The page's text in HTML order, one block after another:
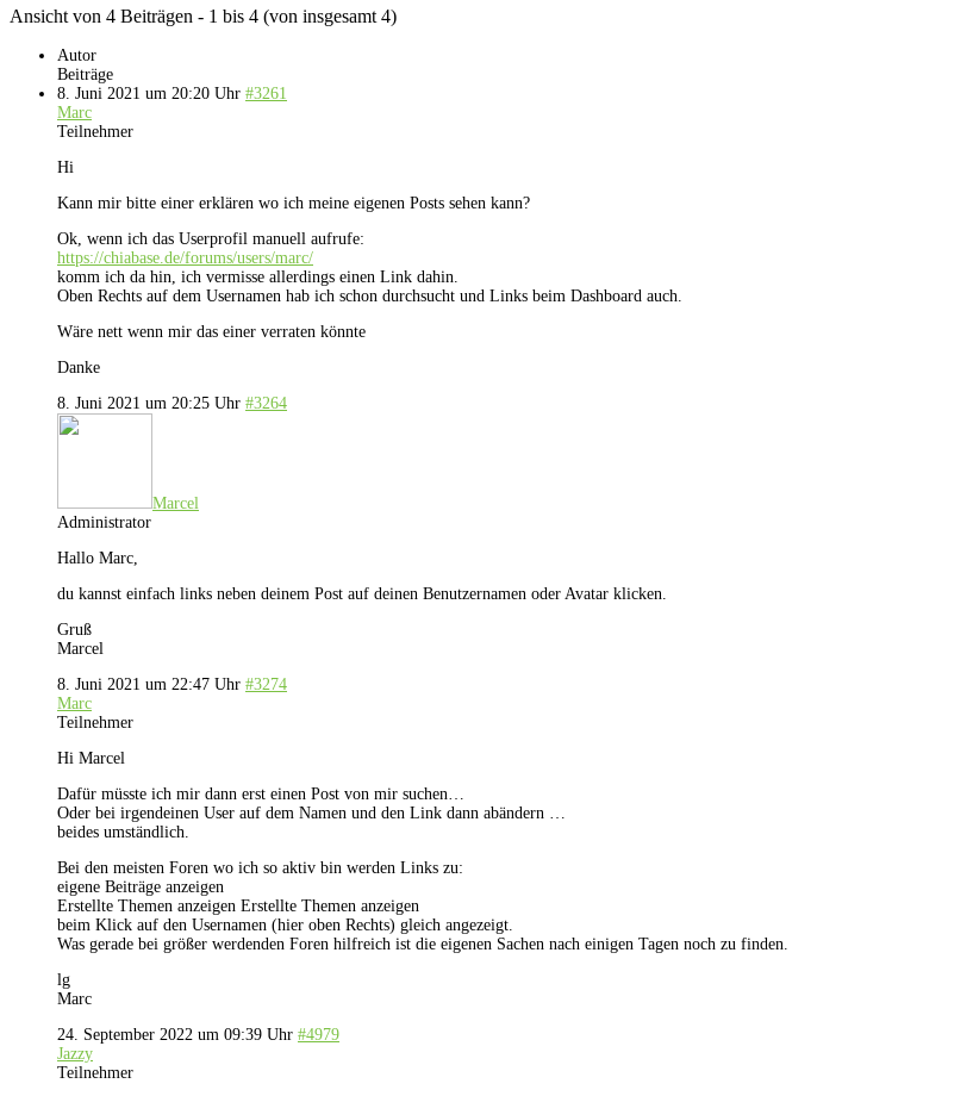
Ansicht von 4 Beiträgen - 1 bis 4 (von insgesamt 4)
Autor
Beiträge
8. Juni 2021 um 20:20 Uhr #3261
Marc
Teilnehmer
Hi
Kann mir bitte einer erklären wo ich meine eigenen Posts sehen kann?
Ok, wenn ich das Userprofil manuell aufrufe:
https://chiabase.de/forums/users/marc/
komm ich da hin, ich vermisse allerdings einen Link dahin.
Oben Rechts auf dem Usernamen hab ich schon durchsucht und Links beim Dashboard auch.
Wäre nett wenn mir das einer verraten könnte
Danke
8. Juni 2021 um 20:25 Uhr #3264
Marcel
Administrator
Hallo Marc,
du kannst einfach links neben deinem Post auf deinen Benutzernamen oder Avatar klicken.
Gruß
Marcel
8. Juni 2021 um 22:47 Uhr #3274
Marc
Teilnehmer
Hi Marcel
Dafür müsste ich mir dann erst einen Post von mir suchen…
Oder bei irgendeinen User auf dem Namen und den Link dann abändern …
beides umständlich.
Bei den meisten Foren wo ich so aktiv bin werden Links zu:
eigene Beiträge anzeigen
Erstellte Themen anzeigen Erstellte Themen anzeigen
beim Klick auf den Usernamen (hier oben Rechts) gleich angezeigt.
Was gerade bei größer werdenden Foren hilfreich ist die eigenen Sachen nach einigen Tagen noch zu finden.
lg
Marc
24. September 2022 um 09:39 Uhr #4979
Jazzy
Teilnehmer